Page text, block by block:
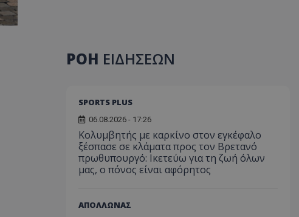
ΡΟΗ ΕΙΔΗΣΕΩΝ
SPORTS PLUS
06.08.2026 - 17:26
Κολυμβητής με καρκίνο στον εγκέφαλο
ξέσπασε σε κλάματα προς τον Βρετανό
πρωθυπουργό: Ικετεύω για τη ζωή όλων
μας, ο πόνος είναι αφόρητος
ΑΠΟΛΛΩΝΑΣ